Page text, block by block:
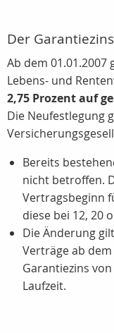
Der
Ab dem
Lebens- und
2,75 Prozent auf
Die Neufestlegung
Bereits
nicht betroffen.
Vertragsbeginn
diese bei 12, 20
Die Änderung
Verträge ab
Garantiezins
Laufzeit.